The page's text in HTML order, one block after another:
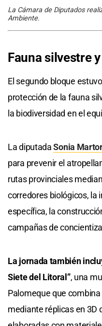
La Cámara de Diputados
Ambiente.
Fauna silvestre
El segundo bloque
protección de la fauna
la biodiversidad en el
La diputadaSonia
para prevenir el
rutas provinciales
corredores biológicos, la
específica, la
campañas de
La jornada también
Siete del Litoral”, una
Palomeque que
mediante réplicas en 3D